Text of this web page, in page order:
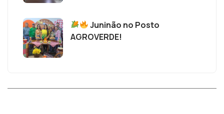
Juninão no Posto
AGROVERDE!